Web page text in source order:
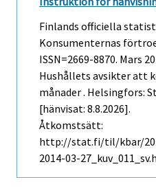
Finlands officiella
Konsumenternas
ISSN=2669-8870. Mars
Hushållets avsikter att
månader . Helsingfors:
[hänvisat: 8.8.2026].
Åtkomstsätt:
http://stat.fi/til/kbar/
2014-03-